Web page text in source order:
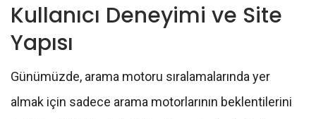
Kullanıcı Deneyimi ve Site
Yapısı
Günümüzde, arama motoru sıralamalarında yer
almak için sadece arama motorlarının beklentilerini